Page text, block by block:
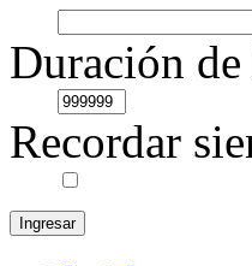
Duración
Recordar